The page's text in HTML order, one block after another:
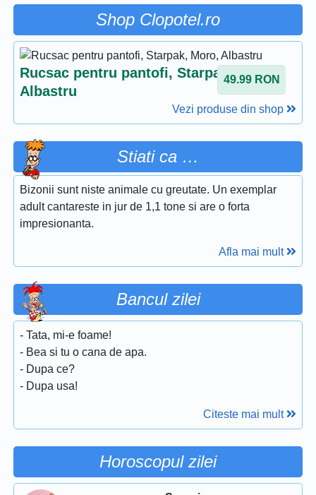
Shop Clopotel.ro
49.99 RON
Rucsac pentru pantofi, Starpak, Moro,
Albastru
Vezi produse din shop
Stiati ca …
Bizonii sunt niste animale cu greutate. Un exemplar
adult cantareste in jur de 1,1 tone si are o forta
impresionanta.
Afla mai mult
Bancul zilei
- Tata, mi-e foame!
- Bea si tu o cana de apa.
- Dupa ce?
- Dupa usa!
Citeste mai mult
Horoscopul zilei